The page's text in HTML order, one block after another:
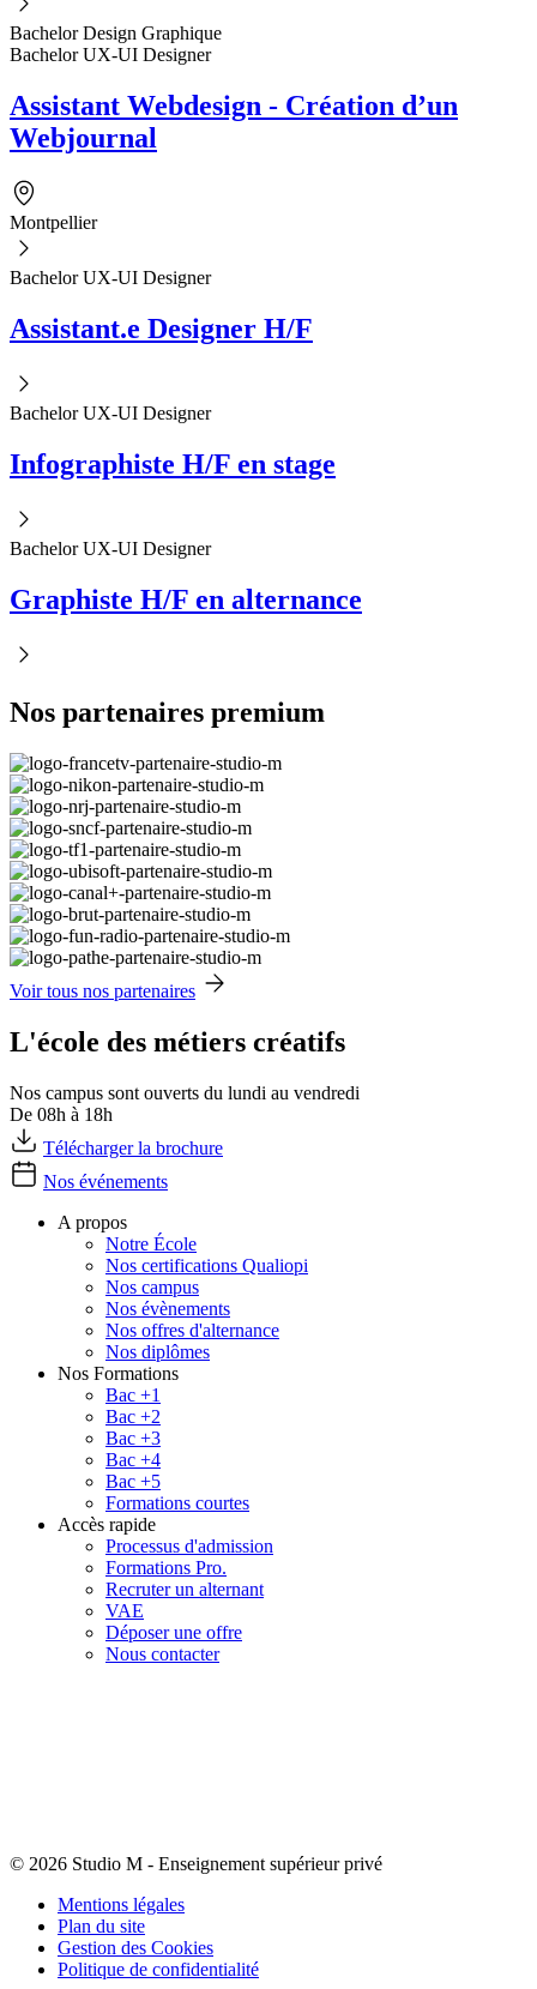
Bachelor Design Graphique
Bachelor UX-UI Designer
Assistant Webdesign - Création d’un
Webjournal
Montpellier
Bachelor UX-UI Designer
Assistant.e Designer H/F
Bachelor UX-UI Designer
Infographiste H/F en stage
Bachelor UX-UI Designer
Graphiste H/F en alternance
Nos partenaires premium
Voir tous nos partenaires
L'école des métiers créatifs
Nos campus sont ouverts du lundi au vendredi
De 08h à 18h
Télécharger la brochure
Nos événements
A propos
Notre École
Nos certifications Qualiopi
Nos campus
Nos évènements
Nos offres d'alternance
Nos diplômes
Nos Formations
Bac +1
Bac +2
Bac +3
Bac +4
Bac +5
Formations courtes
Accès rapide
Processus d'admission
Formations Pro.
Recruter un alternant
VAE
Déposer une offre
Nous contacter
© 2026 Studio M - Enseignement supérieur privé
Mentions légales
Plan du site
Gestion des Cookies
Politique de confidentialité